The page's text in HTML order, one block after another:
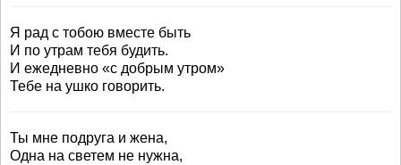
Я рад с тобою вместе быть
И по утрам тебя будить.
И ежедневно «с добрым утром»
Тебе на ушко говорить.
Ты мне подруга и жена,
Одна на светем не нужна,